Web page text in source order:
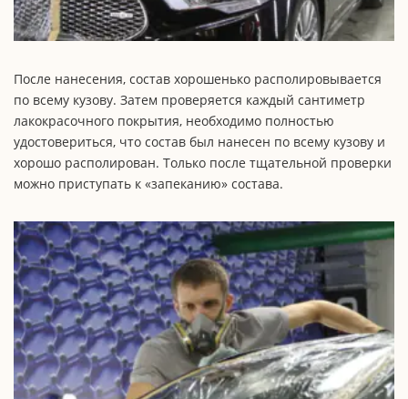
После нанесения, состав хорошенько располировывается
по всему кузову. Затем проверяется каждый сантиметр
лакокрасочного покрытия, необходимо полностью
удостовериться, что состав был нанесен по всему кузову и
хорошо располирован. Только после тщательной проверки
можно приступать к «запеканию» состава.